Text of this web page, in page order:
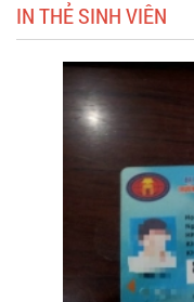
IN THẺ SINH VIÊN